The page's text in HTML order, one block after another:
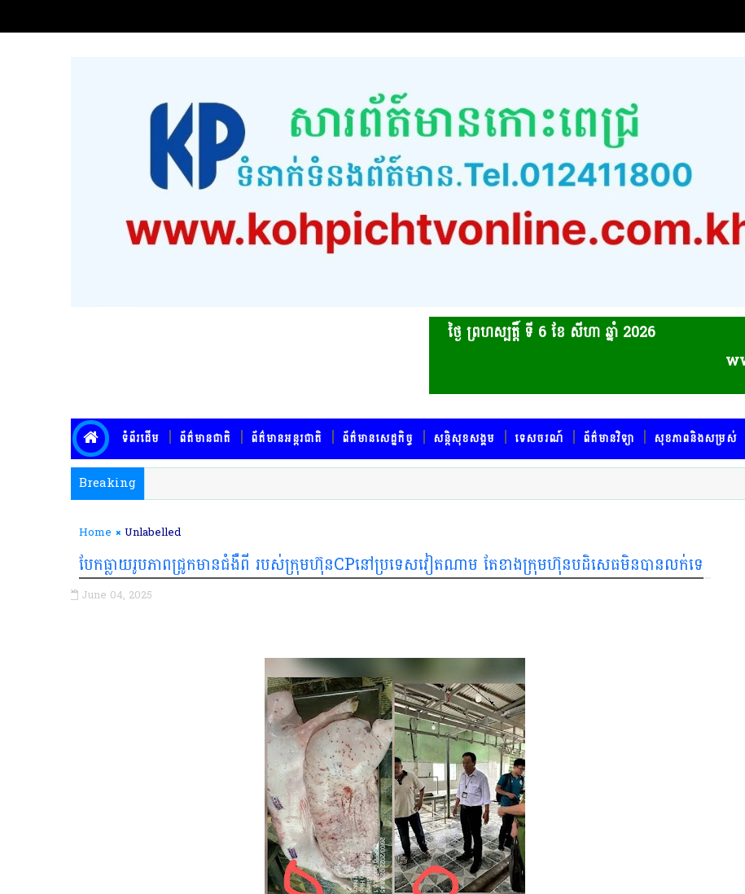
ថ្ងៃ ព្រហស្បត្ដិ៍ ទី 6​ ខែ សីហា ឆ្នាំ 2026
ទំព័រដើម ព័ត៌មានជាតិ ព័ត៌មានអន្តរជាតិ ព័ត៌មានសេដ្ឋកិច្ច សន្តិសុខសង្គម ទេសចរណ៍ ព័ត៌មានវិទ្យា សុខភាពនិងសម្រស់
Breaking
Home Unlabelled
បែកធ្លាយរូបភាពជ្រូកមានជំងឺពី របស់ក្រុមហ៊ុនCPនៅប្រទេសវៀតណាម តែខាងក្រុមហ៊ុនបដិសេធមិនបានលក់ទេ
June 04, 2025